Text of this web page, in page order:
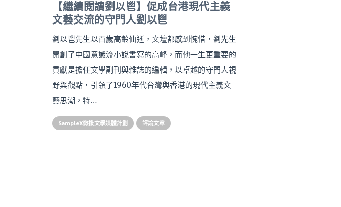
【繼續閱讀劉以鬯】促成台港現代主義
文藝交流的守門人劉以鬯
劉以鬯先生以百歲高齡仙逝，文壇都感到惋惜，劉先生
開創了中國意識流小說書寫的高峰，而他一生更重要的
貢獻是擔任文學副刊與雜誌的編輯，以卓越的守門人視
野與觀點，引領了1960年代台灣與香港的現代主義文
藝思潮，特…
SampleX微批文學媒體計劃 評論文章